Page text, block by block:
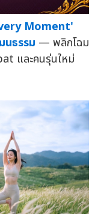
Moment'
นธรรม — พลิกโฉม
และคนรุ่นใหม่